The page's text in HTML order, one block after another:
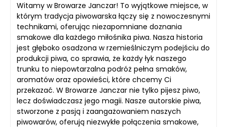
Witamy w Browarze Janczar! To wyjątkowe miejsce, w
którym tradycja piwowarska łączy się z nowoczesnymi
technikami, oferując niezapomniane doznania
smakowe dla każdego miłośnika piwa. Nasza historia
jest głęboko osadzona w rzemieślniczym podejściu do
produkcji piwa, co sprawia, że każdy łyk naszego
trunku to niepowtarzalna podróż pełna smaków,
aromatów oraz opowieści, które chcemy Ci
przekazać. W Browarze Janczar nie tylko pijesz piwo,
lecz doświadczasz jego magii. Nasze autorskie piwa,
stworzone z pasją i zaangażowaniem naszych
piwowarów, oferują niezwykłe połączenia smakowe,